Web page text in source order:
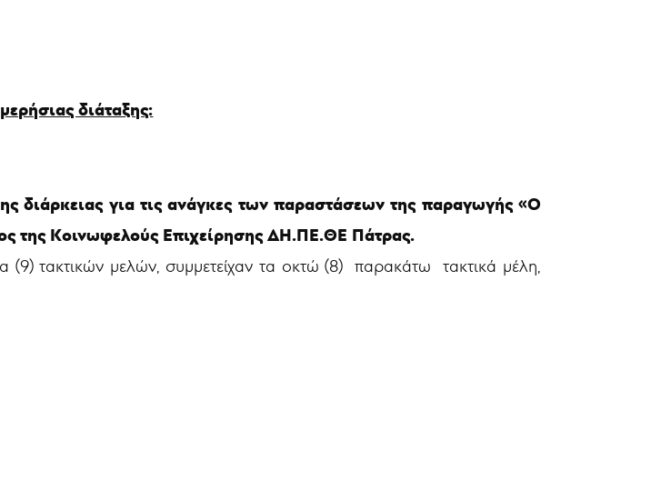
διάταξης:
διάρκειας για τις ανάγκες των παραστάσεων της παραγωγής«Ο
της Κοινωφελούς Επιχείρησης ΔΗ.ΠΕ.ΘΕ Πάτρας.
τακτικών μελών, συμμετείχαν τα οκτώ (8) παρακάτω τακτικά μέλη,